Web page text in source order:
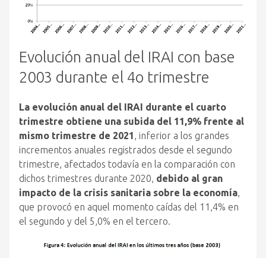
Evolución anual del IRAI con base
2003 durante el 4o trimestre
La evolución anual del IRAI durante el cuarto
trimestre obtiene una subida del 11,9% frente al
mismo trimestre de 2021, inferior a los grandes
incrementos anuales registrados desde el segundo
trimestre, afectados todavía en la comparación con
dichos trimestres durante 2020, debido al gran
impacto de la crisis sanitaria sobre la economía,
que provocó en aquel momento caídas del 11,4% en
el segundo y del 5,0% en el tercero.